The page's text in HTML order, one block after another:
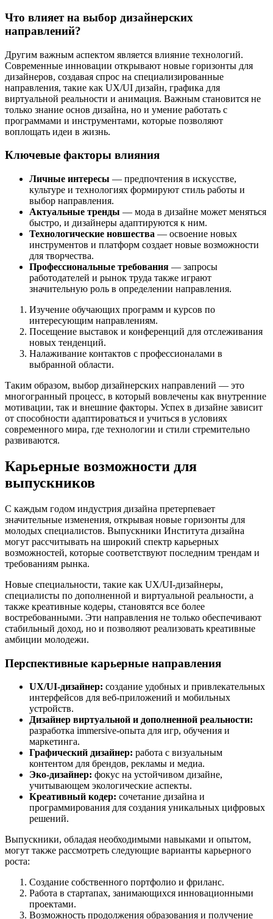
Что влияет на выбор дизайнерских
направлений?
Другим важным аспектом является влияние технологий.
Современные инновации открывают новые горизонты для
дизайнеров, создавая спрос на специализированные
направления, такие как UX/UI дизайн, графика для
виртуальной реальности и анимация. Важным становится не
только знание основ дизайна, но и умение работать с
программами и инструментами, которые позволяют
воплощать идеи в жизнь.
Ключевые факторы влияния
Личные интересы — предпочтения в искусстве,
культуре и технологиях формируют стиль работы и
выбор направления.
Актуальные тренды — мода в дизайне может меняться
быстро, и дизайнеры адаптируются к ним.
Технологические новшества — освоение новых
инструментов и платформ создает новые возможности
для творчества.
Профессиональные требования — запросы
работодателей и рынок труда также играют
значительную роль в определении направления.
Изучение обучающих программ и курсов по
интересующим направлениям.
Посещение выставок и конференций для отслеживания
новых тенденций.
Налаживание контактов с профессионалами в
выбранной области.
Таким образом, выбор дизайнерских направлений — это
многогранный процесс, в который вовлечены как внутренние
мотивации, так и внешние факторы. Успех в дизайне зависит
от способности адаптироваться и учиться в условиях
современного мира, где технологии и стили стремительно
развиваются.
Карьерные возможности для
выпускников
С каждым годом индустрия дизайна претерпевает
значительные изменения, открывая новые горизонты для
молодых специалистов. Выпускники Института дизайна
могут рассчитывать на широкий спектр карьерных
возможностей, которые соответствуют последним трендам и
требованиям рынка.
Новые специальности, такие как UX/UI-дизайнеры,
специалисты по дополненной и виртуальной реальности, а
также креативные кодеры, становятся все более
востребованными. Эти направления не только обеспечивают
стабильный доход, но и позволяют реализовать креативные
амбиции молодежи.
Перспективные карьерные направления
UX/UI-дизайнер: создание удобных и привлекательных
интерфейсов для веб-приложений и мобильных
устройств.
Дизайнер виртуальной и дополненной реальности:
разработка immersive-опыта для игр, обучения и
маркетинга.
Графический дизайнер: работа с визуальным
контентом для брендов, рекламы и медиа.
Эко-дизайнер: фокус на устойчивом дизайне,
учитывающем экологические аспекты.
Креативный кодер: сочетание дизайна и
программирования для создания уникальных цифровых
решений.
Выпускники, обладая необходимыми навыками и опытом,
могут также рассмотреть следующие варианты карьерного
роста:
Создание собственного портфолио и фриланс.
Работа в стартапах, занимающихся инновационными
проектами.
Возможность продолжения образования и получение